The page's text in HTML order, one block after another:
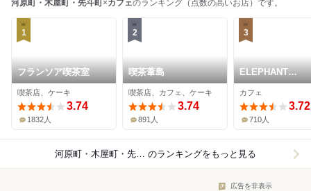
河原町・木屋町・先斗町×カフェのランキング（点数の高いお店）です。
1
フランソア喫茶室
喫茶店、ケーキ
3.74
1832人
2
喫茶葦島
喫茶店、カフェ、ケーキ
3.74
891人
3
ELEPHANT
FACTORY
カフェ
3.72
710人
河原町・木屋町・先斗町×カフェ のランキングをもっと見る
広告を非表示